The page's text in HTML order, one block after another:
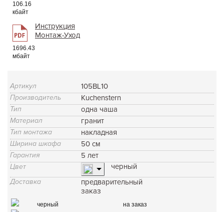
106.16
кбайт
1696.43
мбайт
Инструкция
Монтаж-Уход
Артикул 105BL10
Производитель Kuchenstern
Тип одна чаша
Материал гранит
Тип монтажа накладная
Ширина шкафа 50 см
Гарантия 5 лет
Цвет черный
Доставка
предварительный
заказ
черный
на заказ